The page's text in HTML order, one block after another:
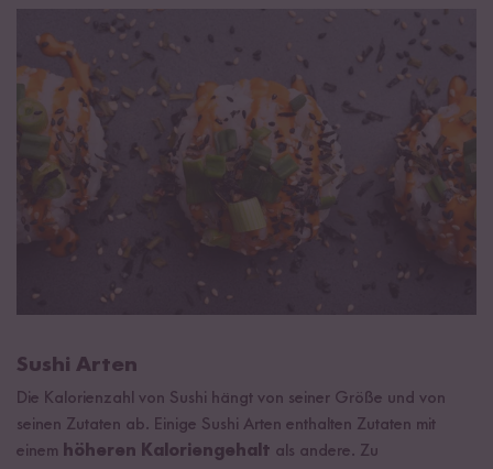
Sushi Arten
Die Kalorienzahl von Sushi hängt von seiner Größe und von
seinen Zutaten ab. Einige Sushi Arten enthalten Zutaten mit
einem höheren Kaloriengehalt als andere. Zu